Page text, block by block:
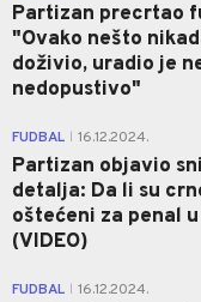
Partizan precrtao
"Ovako nešto
doživio, uradio je
nedopustivo"
FUDBAL 16.12.2024.
Partizan objavio
detalja: Da li su
oštećeni za penal
(VIDEO)
FUDBAL 16.12.2024.